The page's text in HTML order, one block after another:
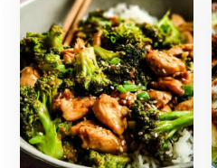
b
o
o
k
A
p
p
st